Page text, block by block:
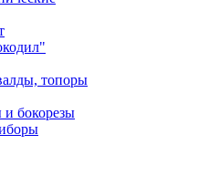
топоры
бокорезы